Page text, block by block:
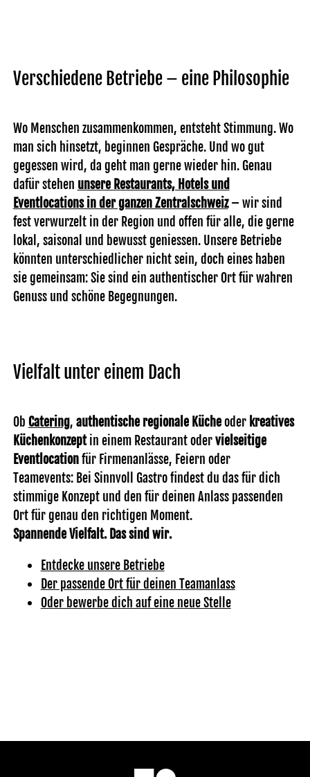
Verschiedene Betriebe – eine Philosophie
Wo Menschen zusammenkommen, entsteht Stimmung. Wo
man sich hinsetzt, beginnen Gespräche. Und wo gut
gegessen wird, da geht man gerne wieder hin. Genau
dafür stehen unsere Restaurants, Hotels und
Eventlocations in der ganzen Zentralschweiz– wir sind
fest verwurzelt in der Region und offen für alle, die gerne
lokal, saisonal und bewusst geniessen. Unsere Betriebe
könnten unterschiedlicher nicht sein, doch eines haben
sie gemeinsam: Sie sind ein authentischer Ort für wahren
Genuss und schöne Begegnungen.
Vielfalt unter einem Dach
Ob Catering, authentische regionale Kücheoder kreatives
Küchenkonzeptin einem Restaurant odervielseitige
Eventlocationfür Firmenanlässe, Feiern oder
Teamevents: Bei Sinnvoll Gastro findest du das für dich
stimmige Konzept und den für deinen Anlass passenden
Ort für genau den richtigen Moment.
Spannende Vielfalt. Das sind wir.
Entdecke unsere Betriebe
Der passende Ort für deinen Teamanlass
Oder bewerbe dich auf eine neue Stelle